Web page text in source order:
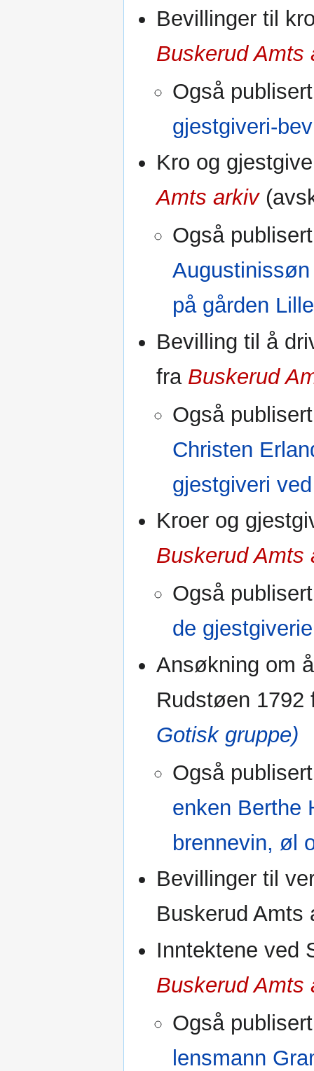
Bevillinger til
Buskerud Amts
Også
gjestgiveri-
Kro og
Amts arkiv
Også
på gården
Bevilling til å
fra Buskerud
Også
Christen
gjestgiveri
Kroer og
Buskerud Amts
Også
de
Ansøkning om
Rudstøen
Gotisk gruppe)
Også
enken Berthe
brennevin, øl
Bevillinger til
Buskerud Amts
Inntektene ved
Buskerud Amts
Også
lensmann